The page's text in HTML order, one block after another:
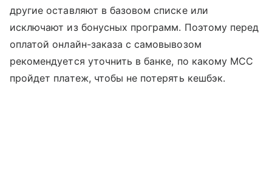
другие оставляют в базовом списке или
исключают из бонусных программ. Поэтому перед
оплатой онлайн-заказа с самовывозом
рекомендуется уточнить в банке, по какому MCC
пройдет платеж, чтобы не потерять кешбэк.